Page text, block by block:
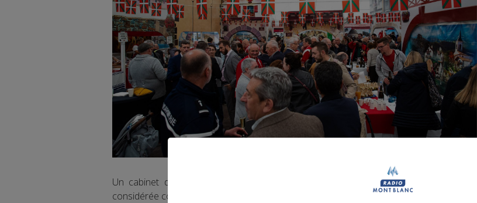
Un cabinet d’étude a réalisé une enquête pendant la Foire et la note de 8.02/10,
considérée comme « niveau d’excellence », a été attribuée par les visiteurs.